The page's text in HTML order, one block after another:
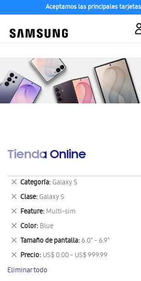
Aceptamos las principales
Tienda Online
Categoría Galaxy S
Eliminar
este
artículo
Clase Galaxy S
Eliminar
este
artículo
Feature Multi-sim
Eliminar
este
artículo
Color Blue
Eliminar
este
artículo
Tamaño de pantalla 6.0" - 6.9"
Eliminar
este
artículo
Precio US$ 0.00 - US$ 999.99
Eliminar
este
artículo
Eliminar todo